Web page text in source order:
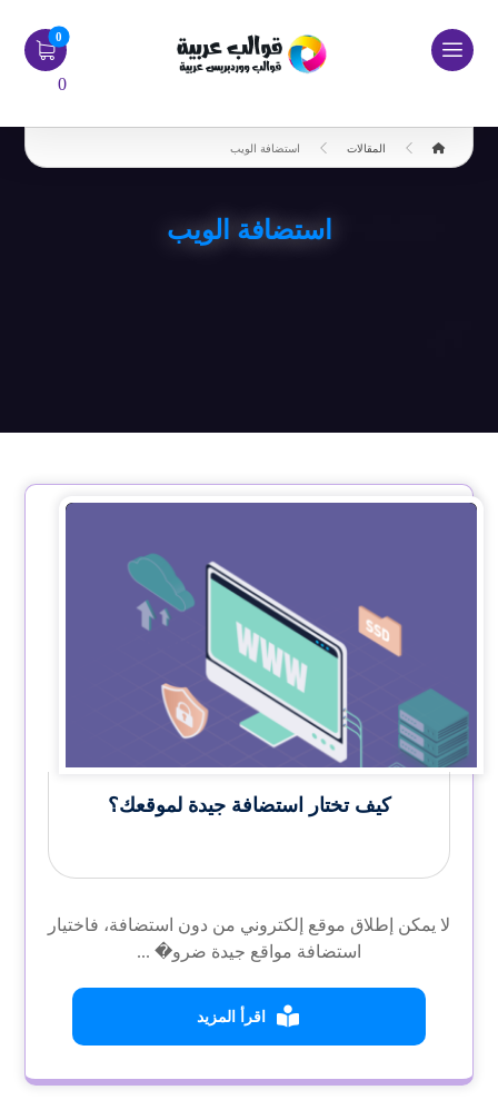
0
المقالات استضافة الويب
استضافة الويب
ﻛﻴﻒ ﺗﺨﺘﺎر اﺳﺘﻀﺎﻓﺔ جيدة لموقعك؟
لا يمكن إطلاق موقع إلكتروني من دون استضافة، فاختيار
استضافة مواقع جيدة ضرو� ...
اقرأ المزيد